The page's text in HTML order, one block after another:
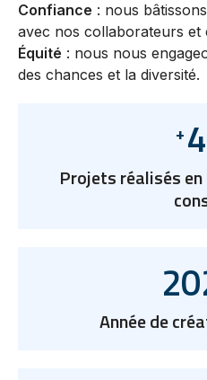
Confiance : nous
avec nos collaborateurs et
Équité : nous nous
des chances et la diversité.
+
Projets réalisés
Année de